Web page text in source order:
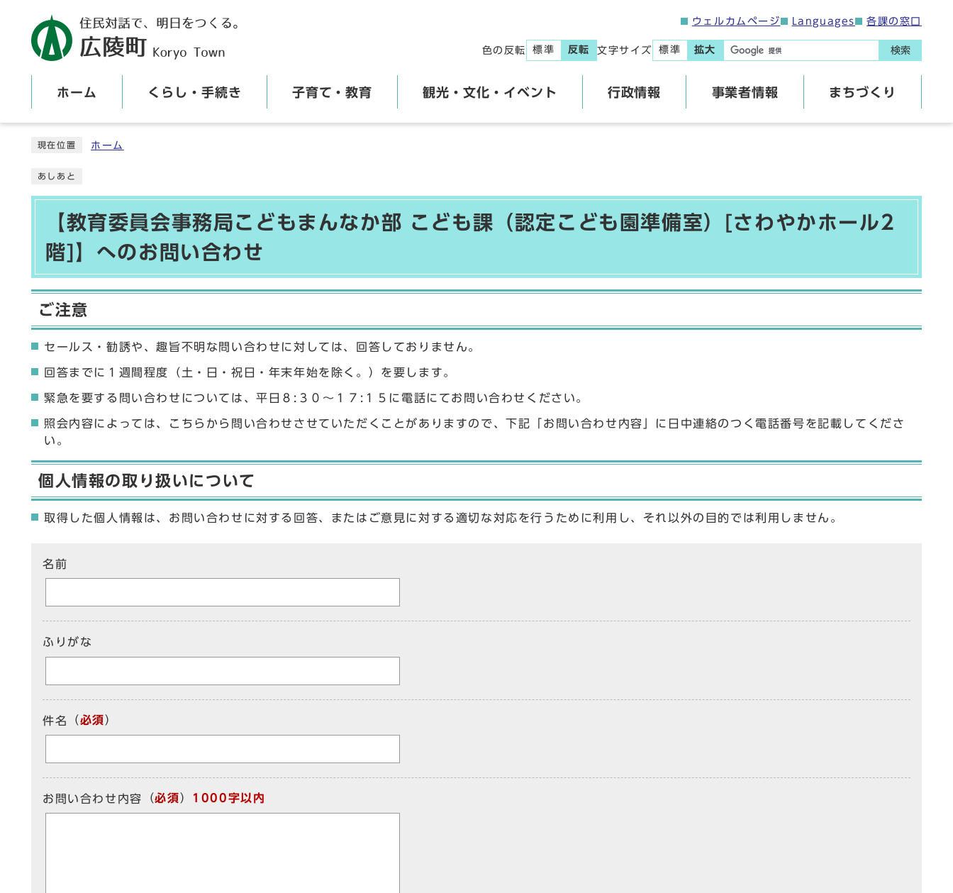
ウェルカムページ Languages 各課の窓口
色の反転 標準 反転 文字サイズ 標準 拡大 検索
ホーム くらし・手続き 子育て・教育 観光・文化・イベント 行政情報 事業者情報 まちづくり
現在位置 ホーム
あしあと
【教育委員会事務局こどもまんなか部 こども課（認定こども園準備室）[さわやかホール2
階]】へのお問い合わせ
ご注意
セールス・勧誘や、趣旨不明な問い合わせに対しては、回答しておりません。
回答までに１週間程度（土・日・祝日・年末年始を除く。）を要します。
緊急を要する問い合わせについては、平日８:３０〜１７:１５に電話にてお問い合わせください。
照会内容によっては、こちらから問い合わせさせていただくことがありますので、下記「お問い合わせ内容」に日中連絡のつく電話番号を記載してくださ
い。
個人情報の取り扱いについて
取得した個人情報は、お問い合わせに対する回答、またはご意見に対する適切な対応を行うために利用し、それ以外の目的では利用しません。
名前
ふりがな
件名 （必須）
お問い合わせ内容 （必須） 1000字以内